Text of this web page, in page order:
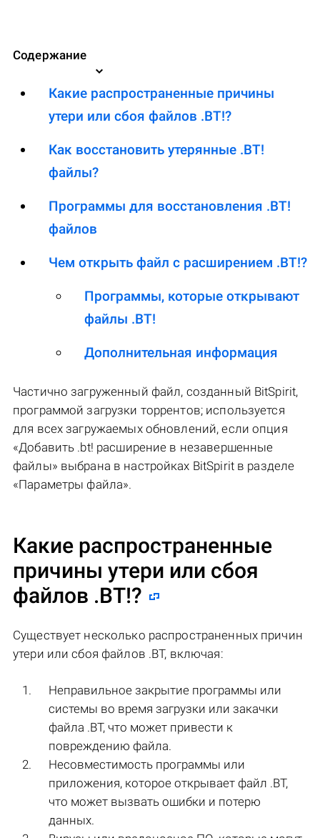
Содержание
Какие распространенные причины
утери или сбоя файлов .BT!?
Как восстановить утерянные .BT!
файлы?
Программы для восстановления .BT!
файлов
Чем открыть файл с расширением .BT!?
Программы, которые открывают
файлы .BT!
Дополнительная информация
Частично загруженный файл, созданный BitSpirit,
программой загрузки торрентов; используется
для всех загружаемых обновлений, если опция
«Добавить .bt! расширение в незавершенные
файлы» выбрана в настройках BitSpirit в разделе
«Параметры файла».
Какие распространенные
причины утери или сбоя
файлов .BT!?
Существует несколько распространенных причин
утери или сбоя файлов .BT, включая:
Неправильное закрытие программы или
системы во время загрузки или закачки
файла .BT, что может привести к
повреждению файла.
Несовместимость программы или
приложения, которое открывает файл .BT,
что может вызвать ошибки и потерю
данных.